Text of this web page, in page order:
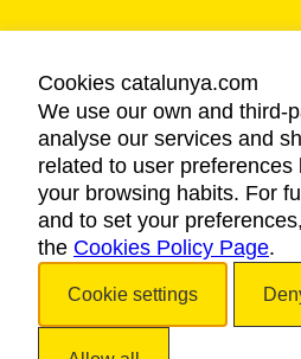
LEGAL
PRIVACY
COOKIES
Cookies catalunya.com
We use our own and third-
analyse our services and
related to user
your browsing habits. For
and to set your
the Cookies Policy Page.
Cookie settings